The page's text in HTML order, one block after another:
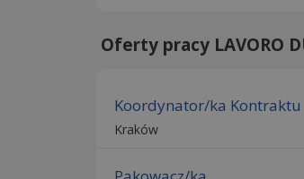
Oferty pracy LAVORO
Koordynator/ka Kontraktu
Kraków